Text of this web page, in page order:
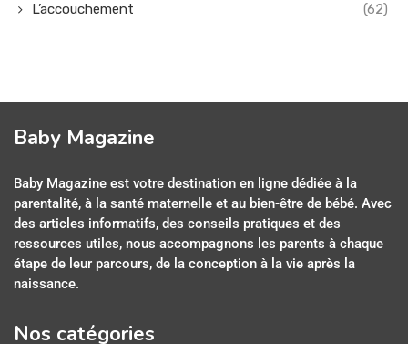
L’accouchement (62)
Baby Magazine
Baby Magazine est votre destination en ligne dédiée à la
parentalité, à la santé maternelle et au bien-être de bébé. Avec
des articles informatifs, des conseils pratiques et des
ressources utiles, nous accompagnons les parents à chaque
étape de leur parcours, de la conception à la vie après la
naissance.
Nos catégories